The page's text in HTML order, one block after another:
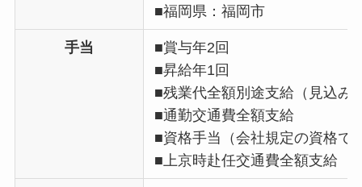
■福岡県：福岡市
手当
■賞与年2回
■昇給年1回
■残業代全額別途支給（見込み
■通勤交通費全額支給
■資格手当（会社規定の資格で
■上京時赴任交通費全額支給